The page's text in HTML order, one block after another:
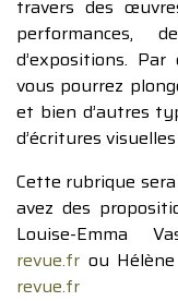
travers des
d’expositions.
vous pourrez
et bien d’autres
d’écritures
Cette rubrique
avez des
Louise-Emma
revue.fr ou
revue.fr